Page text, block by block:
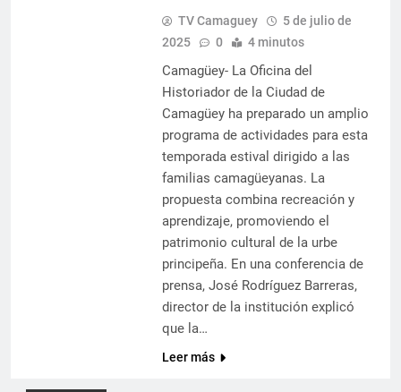
TV Camaguey
5 de julio de
2025
0 4 minutos
Camagüey- La Oficina del
Historiador de la Ciudad de
Camagüey ha preparado un amplio
programa de actividades para esta
temporada estival dirigido a las
familias camagüeyanas. La
propuesta combina recreación y
aprendizaje, promoviendo el
patrimonio cultural de la urbe
principeña. En una conferencia de
prensa, José Rodríguez Barreras,
director de la institución explicó
que la…
Leer más